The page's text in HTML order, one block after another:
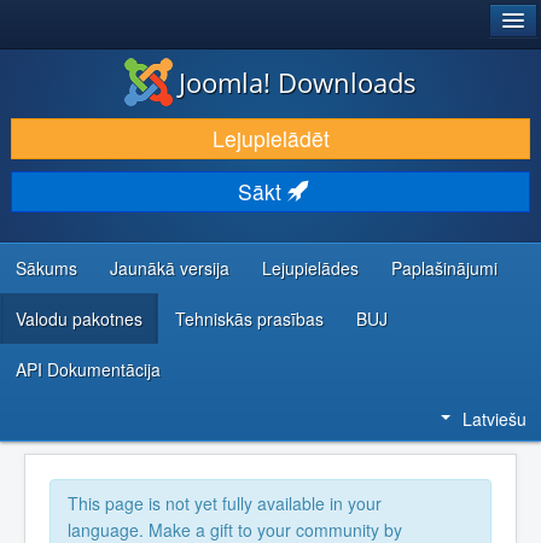
LEJUPIELĀDĒT UN PAPLAŠINĀT
ATKLĀJ UN IEMĀCIES
KOPIENA UN ATBALSTS
IZSTRĀDĀTĀJU RESURSI
Joomla! Downloads
Lejupielādēt
Sākt
Sākums Jaunākā versija Lejupielādes Paplašinājumi
Valodu pakotnes Tehniskās prasības BUJ
API Dokumentācija
Latviešu
This page is not yet fully available in your
language. Make a gift to your community by